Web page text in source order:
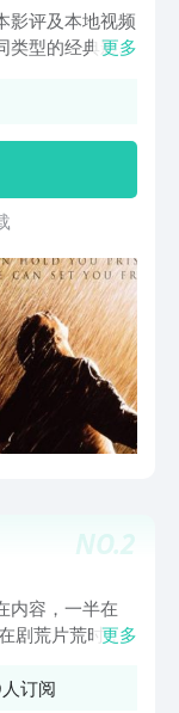
影评及本地视频
类型的经典影
，给你带来不
更多
NO.2
内容，一半在
剧荒片荒时，
却找不到圈
更多
订阅